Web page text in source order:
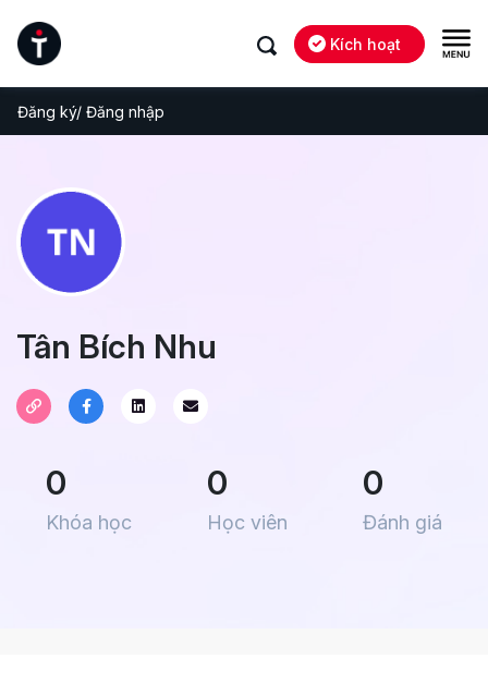
Kích hoạt
Đăng ký/ Đăng nhập
Tân Bích Nhu
0
Khóa học
0
Học viên
0
Đánh giá